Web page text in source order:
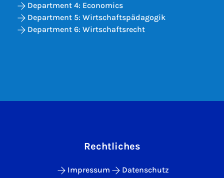
Department 4: Economics
Department 5: Wirtschaftspädagogik
Department 6: Wirtschaftsrecht
Rechtliches
Impressum
Datenschutz